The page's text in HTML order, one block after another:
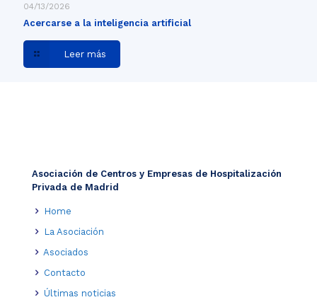
04/13/2026
Acercarse a la inteligencia artificial
Leer más
Asociación de Centros y Empresas de Hospitalización
Privada de Madrid
Home
La Asociación
Asociados
Contacto
Últimas noticias